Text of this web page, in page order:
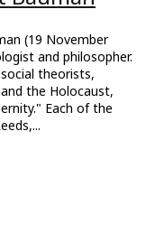
(19 November
and philosopher.
theorists,
the Holocaust,
Each of the